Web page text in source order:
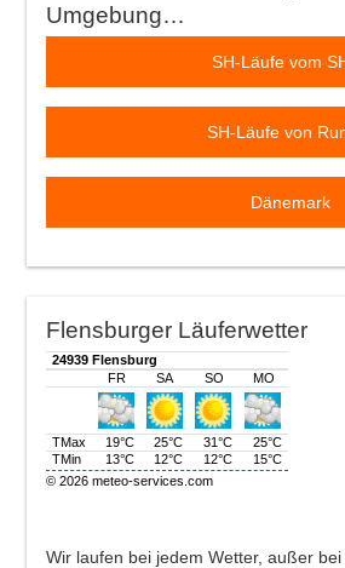
Umgebung…
SH-Läufe vom
SH-Läufe von
Dänemark
Flensburger Läuferwetter
Wir laufen bei jedem Wetter, außer